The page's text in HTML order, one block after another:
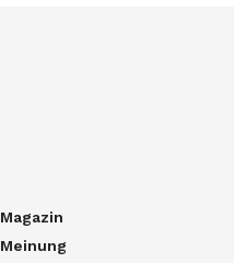
Magazin
Meinung